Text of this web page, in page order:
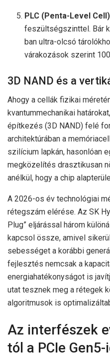
PLC (Penta-Level
feszültségszinttel. Bár
ban ultra-olcsó
várakozások szerint
3D NAND és a
Ahogy a cellák fizikai
kvantummechanikai
építkezés (3D NAND) felé
architektúrában a
szilícium lapkán, hasonlóan
megközelítés drasztikusan
anélkül, hogy a chip
A 2026-os év technológiai
rétegszám elérése. Az SK
Plug” eljárással három
kapcsol össze, amivel
sebességet a korábbi
fejlesztés nemcsak a
energiahatékonyságot is
utat tesznek meg a rétegek
algoritmusok is
Az interfészek
tól a PCIe Gen5-